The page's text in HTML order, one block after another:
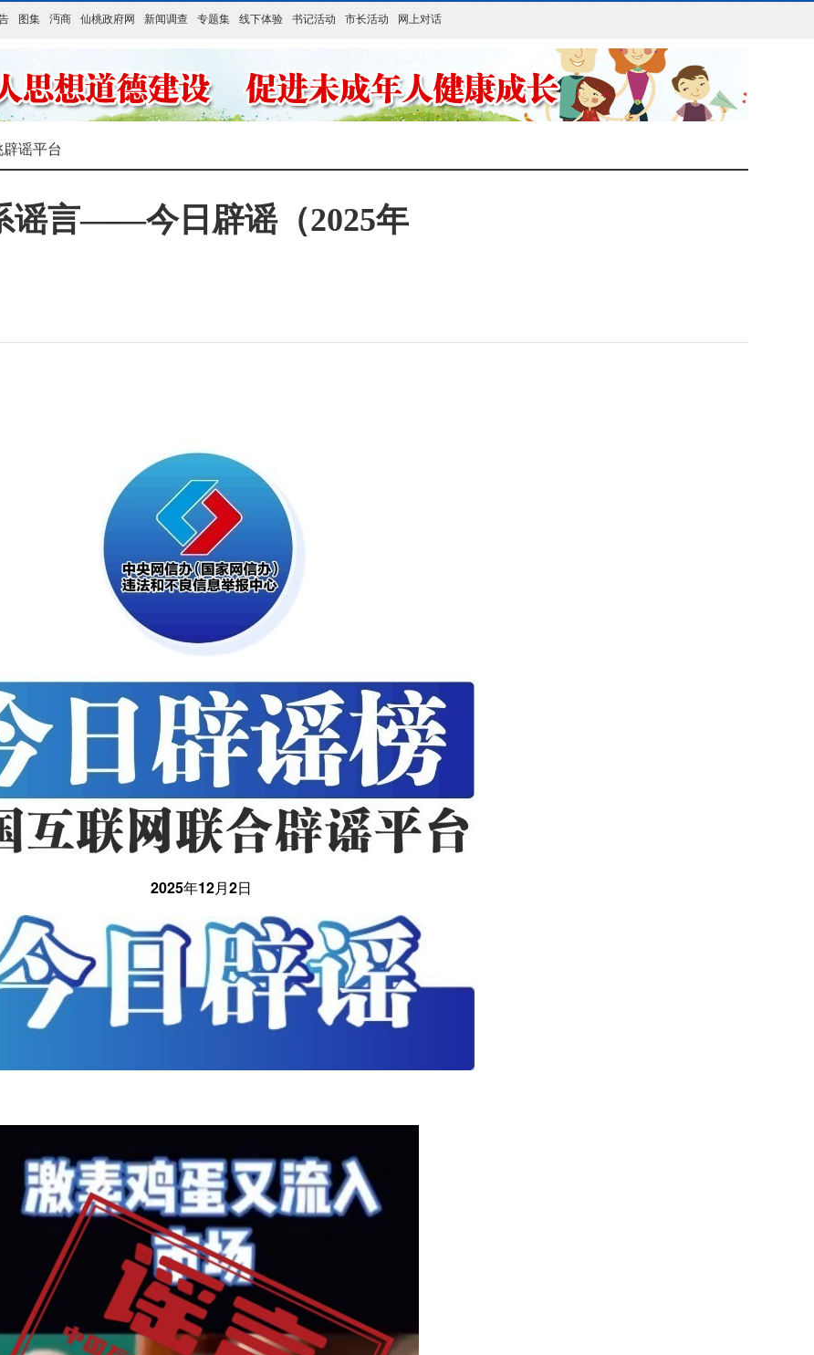
图集 沔商 仙桃政府网 新闻调查 专题集 线下体验 书记活动 市长活动 网上对话
辟谣平台
谣言——今日辟谣（2025年
2025年12月2日